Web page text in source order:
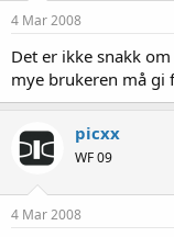
4 Mar 2008
Det er ikke snakk
mye brukeren må gi
picxx
WF 09
4 Mar 2008